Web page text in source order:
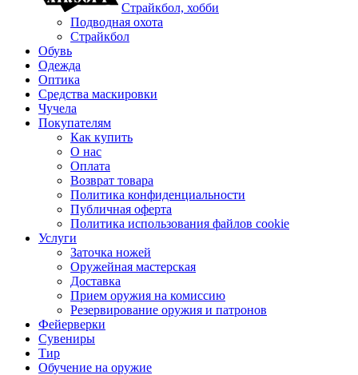
Страйкбол, хобби
Подводная охота
Страйкбол
Обувь
Одежда
Оптика
Средства маскировки
Чучела
Покупателям
Как купить
О нас
Оплата
Возврат товара
Политика конфиденциальности
Публичная оферта
Политика использования файлов cookie
Услуги
Заточка ножей
Оружейная мастерская
Доставка
Прием оружия на комиссию
Резервирование оружия и патронов
Фейерверки
Сувениры
Тир
Обучение на оружие